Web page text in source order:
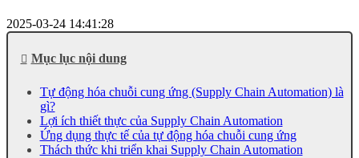
2025-03-24 14:41:28
Mục lục nội dung
Tự động hóa chuỗi cung ứng (Supply Chain Automation) là
gì?
Lợi ích thiết thực của Supply Chain Automation
Ứng dụng thực tế của tự động hóa chuỗi cung ứng
Thách thức khi triển khai Supply Chain Automation